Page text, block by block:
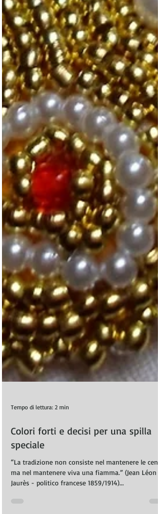
Tempo di lettura: 2 min
Colori forti e decisi per una spilla
speciale
“La tradizione non consiste nel mantenere le